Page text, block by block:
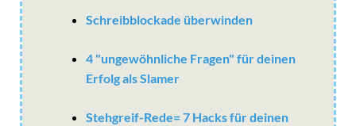
Schreibblockade überwinden
4 "ungewöhnliche Fragen" für deinen
Erfolg als Slamer
Stehgreif-Rede= 7 Hacks für deinen